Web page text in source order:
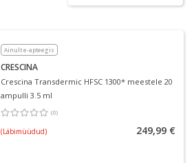
Ainult e-apteegis
CRESCINA
Crescina Transdermic HFSC 1300* meestele 20
ampulli 3.5 ml
(0)
Keskmine hinnang 0.00
(Läbimüüdud) 249,99 €